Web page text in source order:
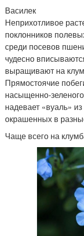
Василек
Неприхотливое
поклонников
среди посевов
чудесно
выращивают на
Прямостоячие
насыщенно-
надевает «вуаль»
окрашенных в
Чаще всего на